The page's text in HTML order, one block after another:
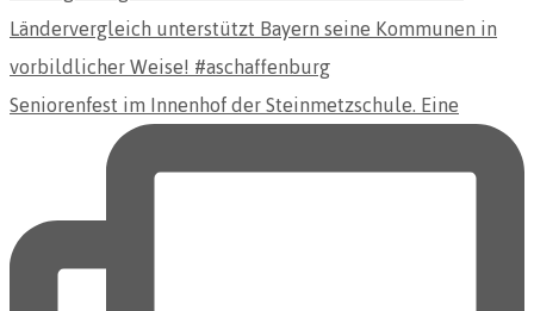
Seniorenfest im Innenhof der Steinmetzschule. Eine